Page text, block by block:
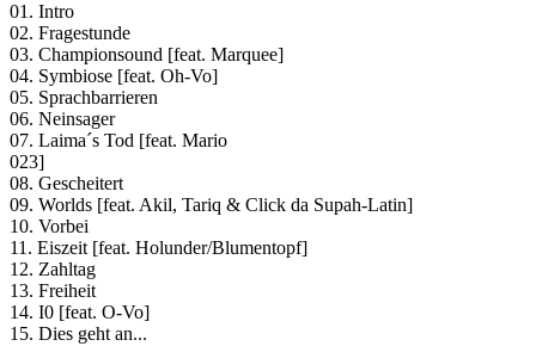
01. Intro
02. Fragestunde
03. Championsound [feat. Marquee]
04. Symbiose [feat. Oh-Vo]
05. Sprachbarrieren
06. Neinsager
07. Laima´s Tod [feat. Mario
023]
08. Gescheitert
09. Worlds [feat. Akil, Tariq & Click da Supah-Latin]
10. Vorbei
11. Eiszeit [feat. Holunder/Blumentopf]
12. Zahltag
13. Freiheit
14. I0 [feat. O-Vo]
15. Dies geht an...